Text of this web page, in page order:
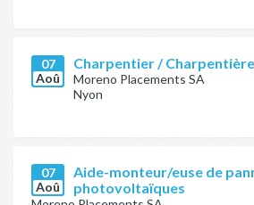
07
Aoû
Charpentier / Charpentière
Moreno Placements SA
Nyon
07
Aoû
Aide-monteur/euse de
photovoltaïques